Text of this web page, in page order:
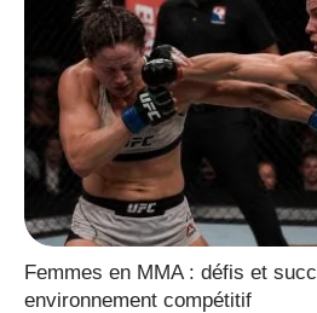
Femmes en MMA : défis et
environnement compétitif